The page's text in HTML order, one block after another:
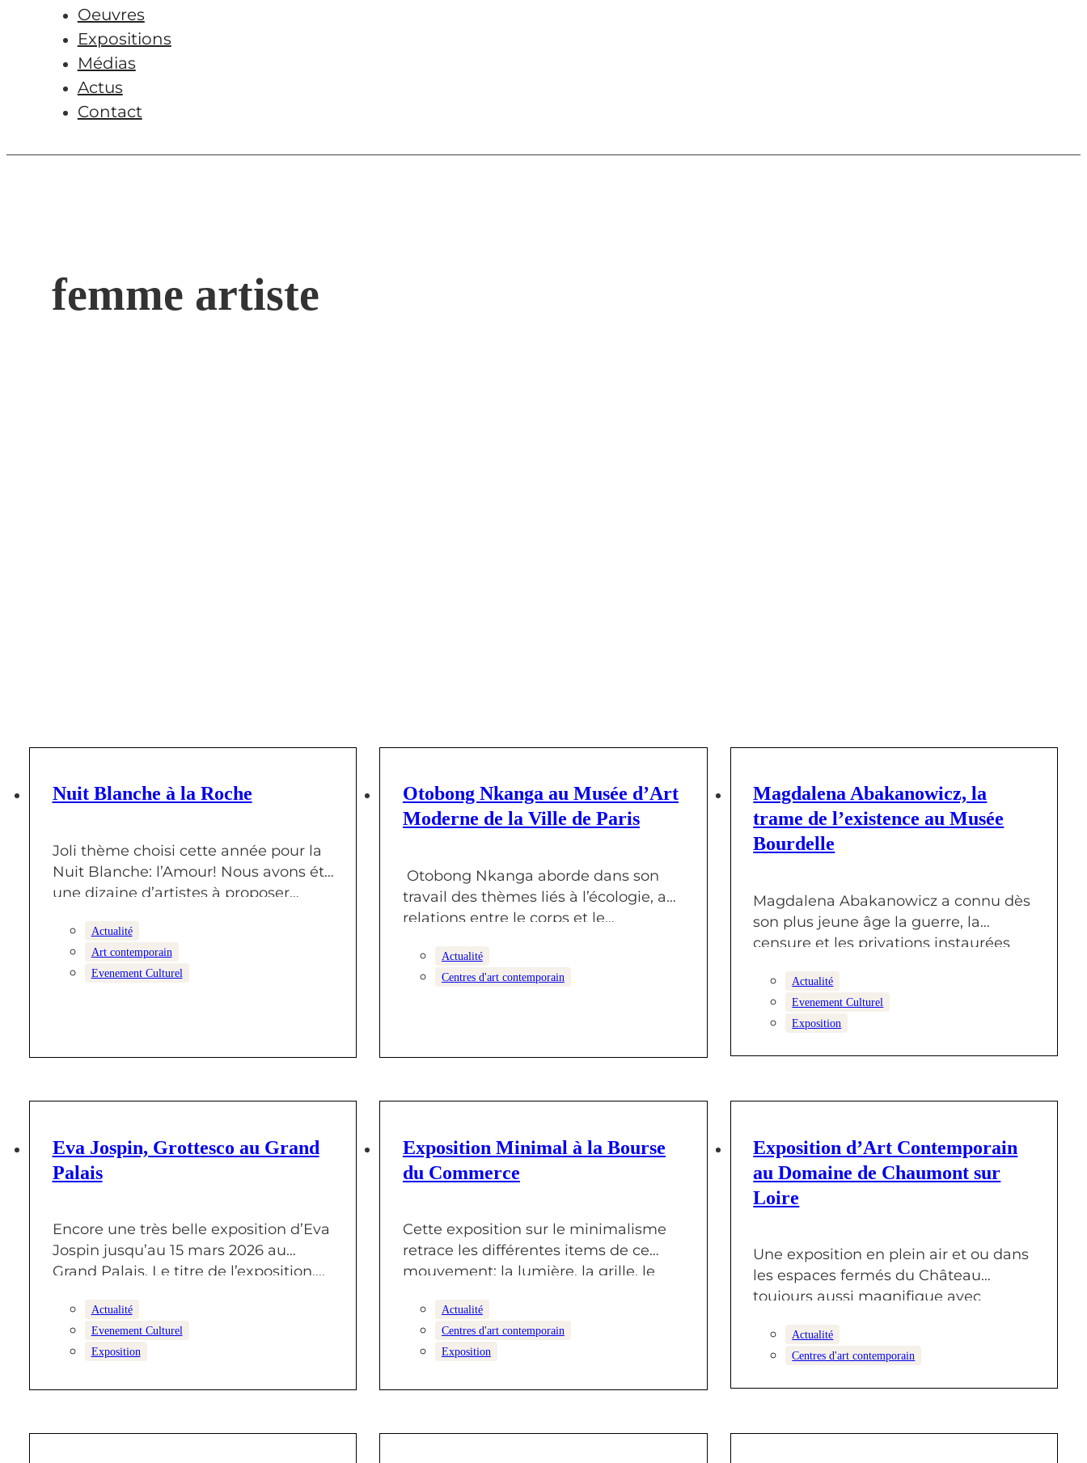
Oeuvres
Expositions
Médias
Actus
Contact
femme artiste
Nuit Blanche à la Roche
Joli thème choisi cette année pour la
Nuit Blanche: l’Amour! Nous avons été
une dizaine d’artistes à proposer…
Actualité
Art contemporain
Evenement Culturel
Otobong Nkanga au Musée d’Art
Moderne de la Ville de Paris
Otobong Nkanga aborde dans son
travail des thèmes liés à l’écologie, aux
relations entre le corps et le…
Actualité
Centres d'art contemporain
Magdalena Abakanowicz, la
trame de l’existence au Musée
Bourdelle
Magdalena Abakanowicz a connu dès
son plus jeune âge la guerre, la
censure et les privations instaurées
Actualité
Evenement Culturel
Exposition
Eva Jospin, Grottesco au Grand
Palais
Encore une très belle exposition d’Eva
Jospin jusqu’au 15 mars 2026 au
Grand Palais. Le titre de l’exposition,…
Actualité
Evenement Culturel
Exposition
Exposition Minimal à la Bourse
du Commerce
Cette exposition sur le minimalisme
retrace les différentes items de ce
mouvement: la lumière, la grille, le
Actualité
Centres d'art contemporain
Exposition
Exposition d’Art Contemporain
au Domaine de Chaumont sur
Loire
Une exposition en plein air et ou dans
les espaces fermés du Château
toujours aussi magnifique avec
Actualité
Centres d'art contemporain